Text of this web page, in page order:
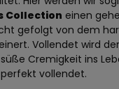
Collection einen
gefolgt von dem
Vollendet wird
Cremigkeit ins
perfekt vollendet.